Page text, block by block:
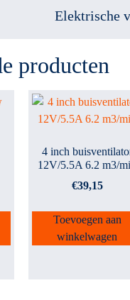
Elektrische
producten
4 inch
12V/5.5A 6.2 m3/
€39,15
Toevoegen aan
winkelwagen